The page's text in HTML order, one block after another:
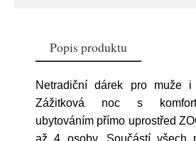
Popis produktu
Netradiční dárek pro muže
Zážitková noc s
ubytováním přímo uprostřed
až 4 osoby. Součástí všech